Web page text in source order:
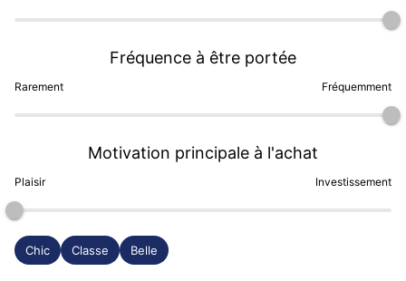
Rarement
Fréquence à être portée
Fréquemment
Plaisir
Motivation principale à l'achat
Investissement
Chic Classe Belle